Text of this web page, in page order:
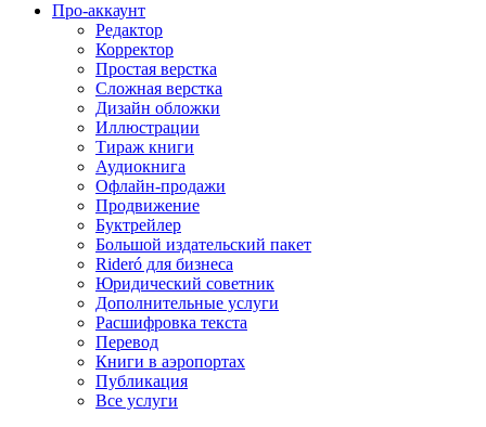
Про-аккаунт
Редактор
Корректор
Простая верстка
Сложная верстка
Дизайн обложки
Иллюстрации
Тираж книги
Аудиокнига
Офлайн-продажи
Продвижение
Буктрейлер
Большой издательский пакет
Rideró для бизнеса
Юридический советник
Дополнительные услуги
Расшифровка текста
Перевод
Книги в аэропортах
Публикация
Все услуги